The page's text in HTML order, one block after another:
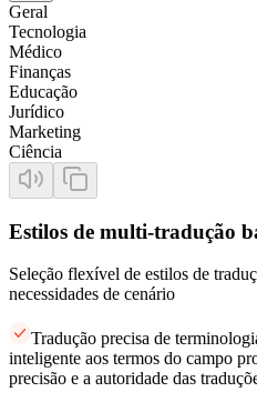
Geral
Tecnologia
Médico
Finanças
Educação
Jurídico
Marketing
Ciência
Estilos de multi-tradução
Seleção flexível de estilos de
necessidades de cenário
Tradução precisa de
inteligente aos termos do campo
precisão e a autoridade das